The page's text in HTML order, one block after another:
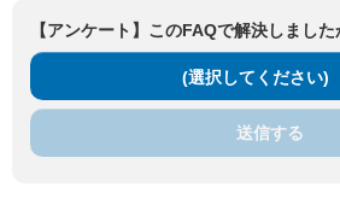
【アンケート】このFAQで解決しました
(選択してください)
送信する